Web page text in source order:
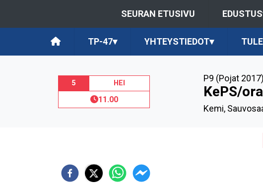
SEURAN ETUSIVU EDUSTUS
TP-47▾ YHTEYSTIEDOT▾
5 HEI
11.00
P9 (Pojat 2017)
KePS/
Kemi,